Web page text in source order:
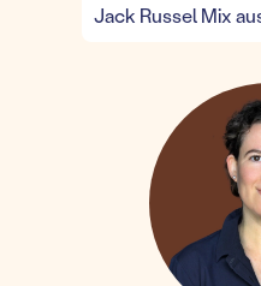
Jack Russel Mix